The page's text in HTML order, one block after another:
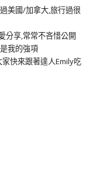
美國/加拿大,旅行過很
分享,常常不吝惜公開
我的強項
快來跟著達人Emily吃